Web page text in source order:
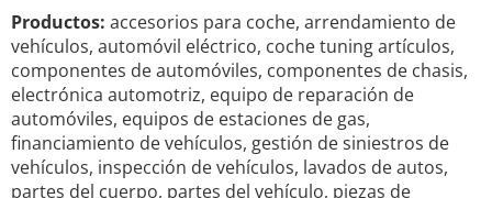
Productos: accesorios para coche, arrendamiento de
vehículos, automóvil eléctrico, coche tuning artículos,
componentes de automóviles, componentes de chasis,
electrónica automotriz, equipo de reparación de
automóviles, equipos de estaciones de gas,
financiamiento de vehículos, gestión de siniestros de
vehículos, inspección de vehículos, lavados de autos,
partes del cuerpo, partes del vehículo, piezas de